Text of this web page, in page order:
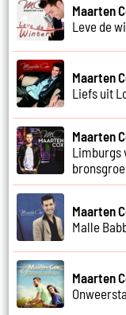
Maarten
Leve de
Maarten
Liefs uit
Maarten
Limburgs
Maarten
Malle
Maarten